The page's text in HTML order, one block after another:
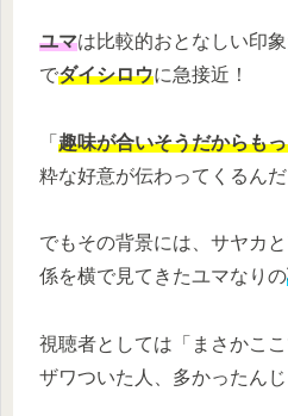
ユマは比較的おとなしい印
でダイシロウに急接近！
「 趣味が合いそうだからも
粋な好意が伝わってくるんだ
でもその背景には、サヤカ
係を横で見てきたユマなりの
視聴者としては「まさかこ
ザワついた人、多かったんじ